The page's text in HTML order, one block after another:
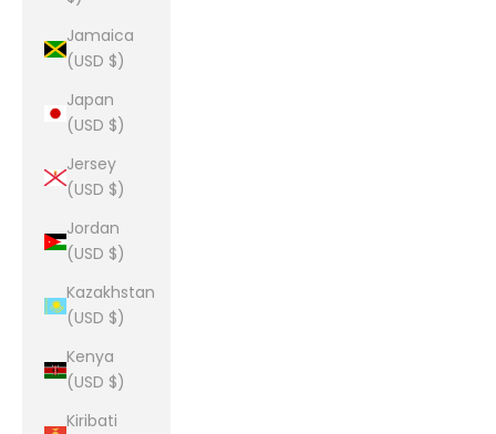
Jamaica
(USD $)
Japan
(USD $)
Jersey
(USD $)
Jordan
(USD $)
Kazakhstan
(USD $)
Kenya
(USD $)
Kiribati